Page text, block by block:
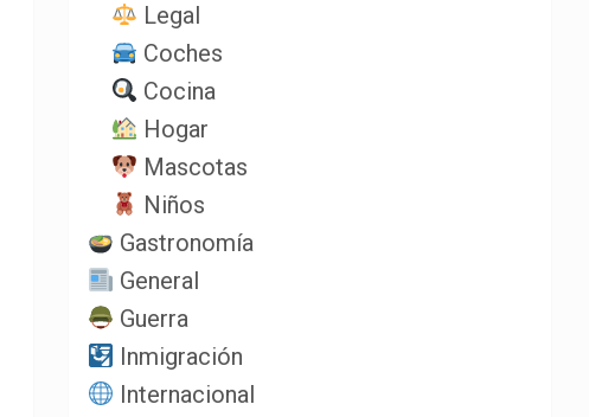
Legal
Coches
Cocina
Hogar
Mascotas
Niños
Gastronomía
General
Guerra
Inmigración
Internacional